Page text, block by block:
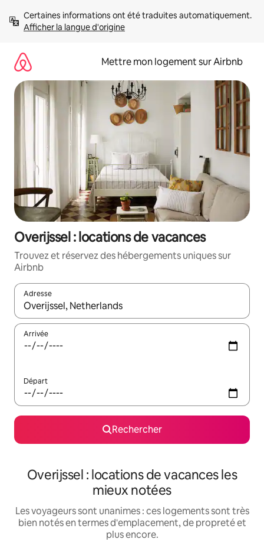
directement
Afficher la langue d'origine
Mettre mon logement sur Airbnb
Overijssel : locations de vacances
Trouvez et réservez des hébergements uniques sur
Airbnb
Adresse
Lorsque les résultats s'affichent, utilisez les flèches vers le
Arrivée
Départ
Rechercher
Overijssel : locations de vacances les
mieux notées
Les voyageurs sont unanimes : ces logements sont très
bien notés en termes d'emplacement, de propreté et
plus encore.